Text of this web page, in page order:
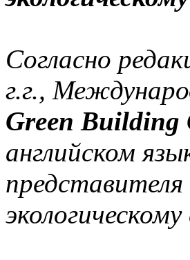
Согласно
г.г.,
Green Building
английском